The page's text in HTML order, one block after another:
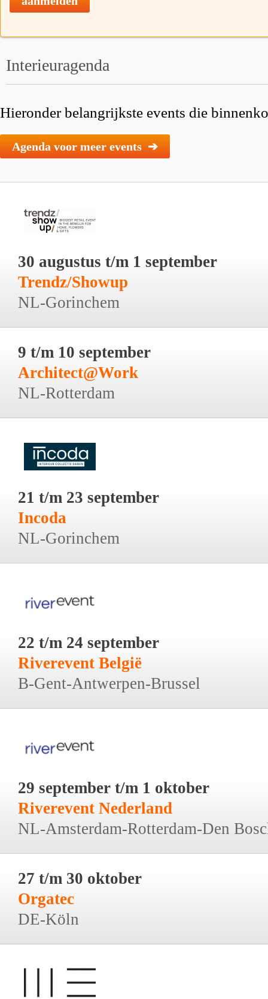
Interieuragenda
Hieronder belangrijkste events die
Agenda voor meer events ➔
30 augustus t/m 1 september
Trendz/Showup
NL-Gorinchem
9 t/m 10 september
Architect@Work
NL-Rotterdam
21 t/m 23 september
Incoda
NL-Gorinchem
22 t/m 24 september
Riverevent België
B-Gent-Antwerpen-Brussel
29 september t/m 1 oktober
Riverevent Nederland
NL-Amsterdam-Rotterdam-Den
27 t/m 30 oktober
Orgatec
DE-Köln